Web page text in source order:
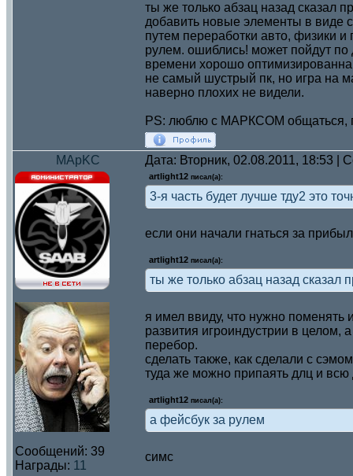
ты же только абзац назад сказал
добавить новые элементы в виде
путем переработки авто, физики и
рулем. ошиблись! может пойдут по
времени хорошо
не самый шустрый пк, но игра
наверно плохих не видели.
PS: люблю с МАРКСОМ общаться,
MApKC Дата: Вторник, 02.08.2011, 18:53 |
Сообщений: 39
Награды: 11
artlight12 писал(а):
3-я часть будет лучше тду2 это
если они начали гнаться за
artlight12 писал(а):
ты же только абзац назад сказал
я имел ввиду, что нужно поменять
развития игроиндустрии в целом,
перебор.
сделать также, как сделали с
туда же можно припаять длц и
artlight12 писал(а):
а фейсбук за рулем
симс